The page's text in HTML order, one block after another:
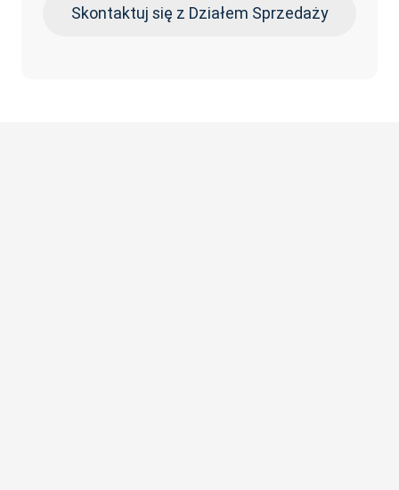
Skontaktuj się z Działem Sprzedaży